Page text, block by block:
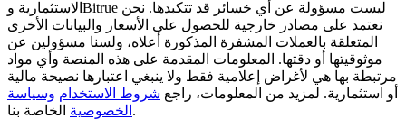
Register & Trade to Win 500,000 USDT
Precious Metals Trading Carnival
الاستثمارية وBitrue ليست مسؤولة عن أي خسائر قد تتكبدها. نحن
نعتمد على مصادر خارجية للحصول على الأسعار والبيانات الأخرى
المتعلقة بالعملات المشفرة المذكورة أعلاه، ولسنا مسؤولين عن
موثوقيتها أو دقتها. المعلومات المقدمة على هذه المنصة وأي مواد
مرتبطة بها هي لأغراض إعلامية فقط ولا ينبغي اعتبارها نصيحة مالية
أو استثمارية. لمزيد من المعلومات، راجع شروط الاستخدام وسياسة
الخصوصية الخاصة بنا.